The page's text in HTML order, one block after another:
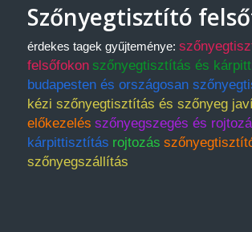
Szőnyegtisztító
érdekes tagek gyűjteménye:
felsőfokon szőnyegtisztítás és
budapesten és országosan
kézi szőnyegtisztítás és szőnyeg
előkezelés szőnyegszegés és
kárpittisztítás rojtozás
szőnyegszállítás